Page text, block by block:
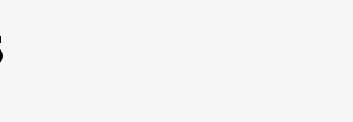
沒有的，我覺得它是一個har
看不到火焰，但它可以炙手可